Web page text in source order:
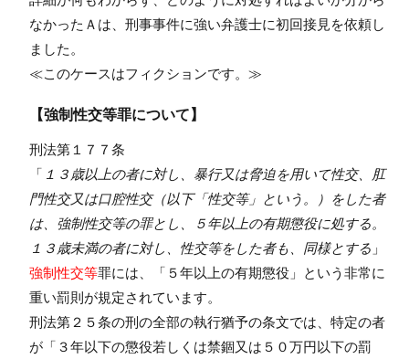
なかったＡは、刑事事件に強い弁護士に初回接見を依頼し
ました。
≪このケースはフィクションです。≫
【強制性交等罪について】
刑法第１７７条
「 １３歳以上の者に対し、暴行又は脅迫を用いて性交、肛
門性交又は口腔性交（以下「性交等」という。）をした者
は、強制性交等の罪とし、５年以上の有期懲役に処する。
１３歳未満の者に対し、性交等をした者も、同様とする 」
強制性交等罪には、「５年以上の有期懲役」という非常に
重い罰則が規定されています。
刑法第２５条の刑の全部の執行猶予の条文では、特定の者
が「３年以下の懲役若しくは禁錮又は５０万円以下の罰